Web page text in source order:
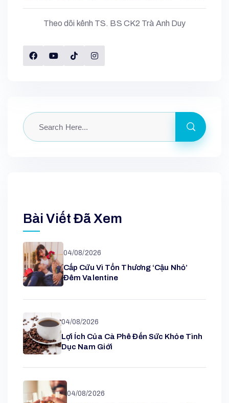
Theo dõi kênh TS. BS CK2 Trà Anh Duy
Bài Viết Đã Xem
04/08/2026
Cấp Cứu Vì Tổn Thương ‘cậu Nhỏ’
Đêm Valentine
04/08/2026
Lợi Ích Của Cà Phê Đến Sức Khỏe Tình
Dục Nam Giới
04/08/2026